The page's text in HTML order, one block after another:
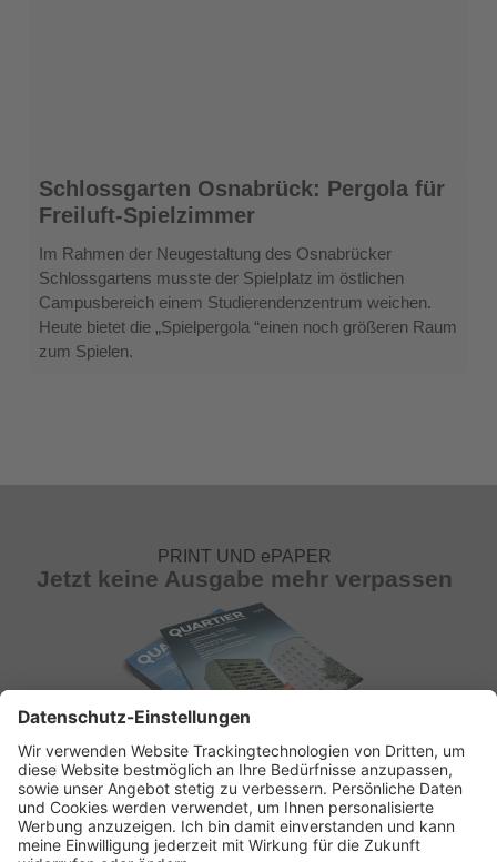
Schlossgarten
Osnabrück:
Pergola
für
Freiluft-
Spielzimmer
Schlossgarten Osnabrück: Pergola für
Freiluft-Spielzimmer
Im Rahmen der Neugestaltung des Osnabrücker
Schlossgartens musste der Spielplatz im östlichen
Campusbereich einem Studierendenzentrum weichen.
Heute bietet die „Spielpergola “einen noch größeren Raum
zum Spielen.
PRINT UND ePAPER
Jetzt keine Ausgabe mehr verpassen
ABONNEMENT ANFORDERN
Kostenloses Probeheft anfordern